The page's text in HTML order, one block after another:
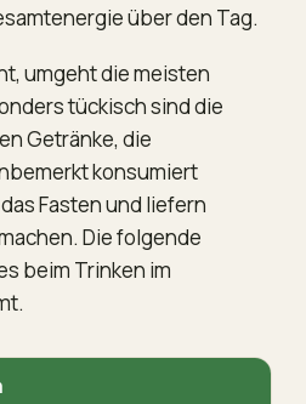
über den Tag.
umgeht die meisten
tückisch sind die
Getränke, die
konsumiert
Fasten und liefern
Die folgende
beim Trinken im